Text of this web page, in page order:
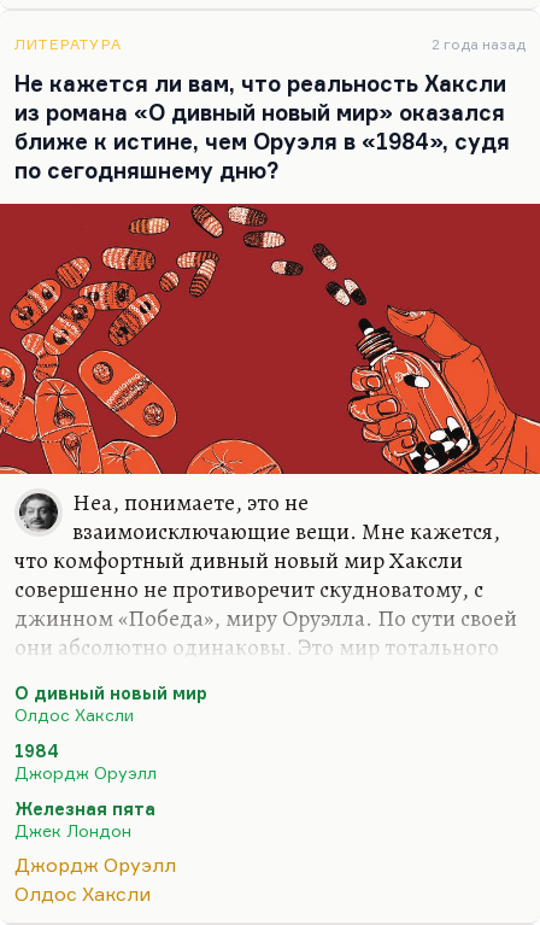
где советская интеллигенция 60-х…
ЛИТЕРАТУРА 2 года назад
Не кажется ли вам, что реальность Хаксли
из романа «О дивный новый мир» оказался
ближе к истине, чем Оруэля в «1984», судя
по сегодняшнему дню?
Неа, понимаете, это не
взаимоисключающие вещи. Мне кажется,
что комфортный дивный новый мир Хаксли
совершенно не противоречит скудноватому, с
джинном «Победа», миру Оруэлла. По сути своей
они абсолютно одинаковы. Это мир тотального
чувствам. А обставлено ли это с комфортом или с
дискомофортом — ближе всех к истине оказались
Стругацкие в «Хищных вещах века». А ещё
ближе, на мой взгляд,— Джек Лондон в
«Железной пяте», потому что он написал, что мир
победившей олигархии будет комфортен для
пролетариата, потому что пролетариат не будет
бороться, потому что сама идея свободы будет
О дивный новый мир
Олдос Хаксли
1984
Джордж Оруэлл
Железная пята
Джек Лондон
Джордж Оруэлл
Олдос Хаксли